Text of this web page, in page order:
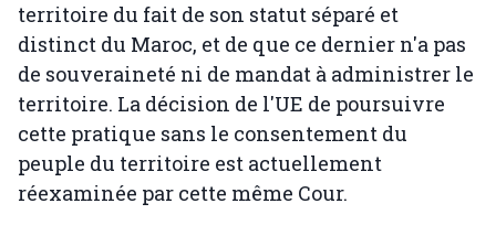
territoire du fait de son statut séparé et
distinct du Maroc, et de que ce dernier n'a pas
de souveraineté ni de mandat à administrer le
territoire. La décision de l'UE de poursuivre
cette pratique sans le consentement du
peuple du territoire est actuellement
réexaminée par cette même Cour.